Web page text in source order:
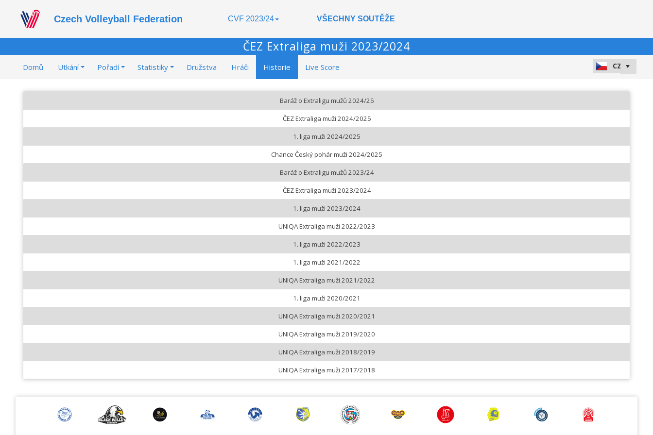
Czech Volleyball Federation CVF 2023/24 VŠECHNY SOUTĚŽE
ČEZ Extraliga muži 2023/2024
Domů Utkání Pořadí Statistiky Družstva Hráči Historie Live Score
Baráž o Extraligu mužů 2024/25
ČEZ Extraliga muži 2024/2025
1. liga muži 2024/2025
Chance Český pohár muži 2024/2025
Baráž o Extraligu mužů 2023/24
ČEZ Extraliga muži 2023/2024
1. liga muži 2023/2024
UNIQA Extraliga muži 2022/2023
1. liga muži 2022/2023
1. liga muži 2021/2022
UNIQA Extraliga muži 2021/2022
1. liga muži 2020/2021
UNIQA Extraliga muži 2020/2021
UNIQA Extraliga muži 2019/2020
UNIQA Extraliga muži 2018/2019
UNIQA Extraliga muži 2017/2018